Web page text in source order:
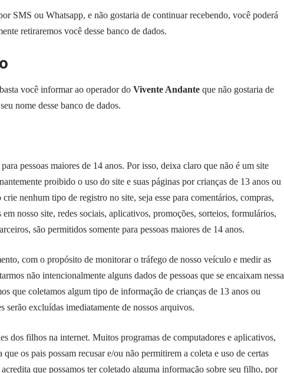
SMS ou Whatsapp, e não gostaria de continuar recebendo, você poderá
retiraremos você desse banco de dados.
você informar ao operador do Vivente Andante que não gostaria de
nome desse banco de dados.
pessoas maiores de 14 anos. Por isso, deixa claro que não é um site
proibido o uso do site e suas páginas por crianças de 13 anos ou
nenhum tipo de registro no site, seja esse para comentários, compras,
nosso site, redes sociais, aplicativos, promoções, sorteios, formulários,
são permitidos somente para pessoas maiores de 14 anos.
com o propósito de monitorar o tráfego de nosso veículo e medir as
não intencionalmente alguns dados de pessoas que se encaixam nessa
que coletamos algum tipo de informação de crianças de 13 anos ou
serão excluídas imediatamente de nossos arquivos.
dos filhos na internet. Muitos programas de computadores e aplicativos,
os pais possam recusar e/ou não permitirem a coleta e uso de certas
que possamos ter coletado alguma informação sobre seu filho, por